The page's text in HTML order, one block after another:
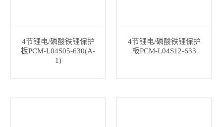
4节锂电/磷酸铁锂保护
板PCM-L04S05-630(A-
1)
4节锂电/磷酸铁锂保护
板PCM-L04S12-633